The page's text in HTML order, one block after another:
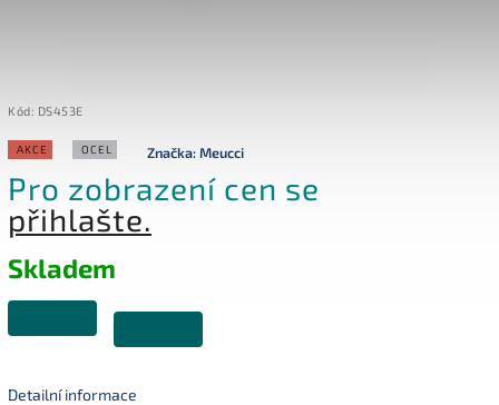
Kód: DS453E
AKCE OCEL Značka:Meucci
Pro zobrazení cen se
přihlašte.
Skladem
Detailní informace